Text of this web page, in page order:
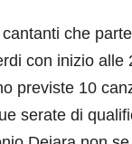
che
con inizio
previste 10
serate di